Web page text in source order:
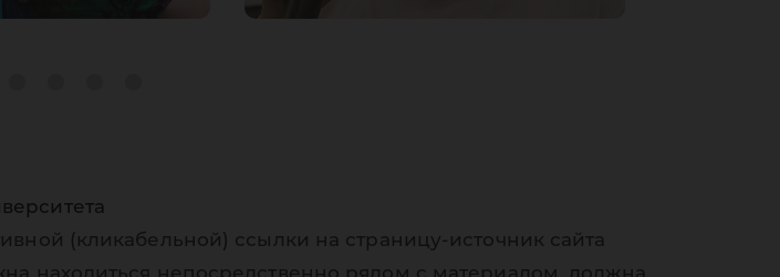
(кликабельной) ссылки на страницу-источник сайта